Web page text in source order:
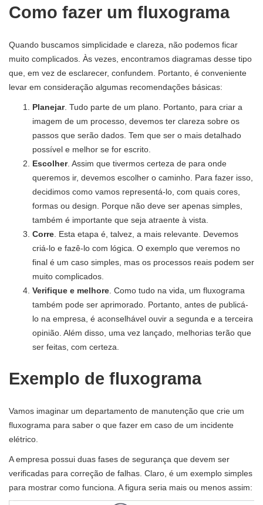
Como fazer um fluxograma
Quando buscamos simplicidade e clareza, não podemos ficar
muito complicados. Às vezes, encontramos diagramas desse tipo
que, em vez de esclarecer, confundem. Portanto, é conveniente
levar em consideração algumas recomendações básicas:
Planejar. Tudo parte de um plano. Portanto, para criar a
imagem de um processo, devemos ter clareza sobre os
passos que serão dados. Tem que ser o mais detalhado
possível e melhor se for escrito.
Escolher. Assim que tivermos certeza de para onde
queremos ir, devemos escolher o caminho. Para fazer isso,
decidimos como vamos representá-lo, com quais cores,
formas ou design. Porque não deve ser apenas simples,
também é importante que seja atraente à vista.
Corre . Esta etapa é, talvez, a mais relevante. Devemos
criá-lo e fazê-lo com lógica. O exemplo que veremos no
final é um caso simples, mas os processos reais podem ser
muito complicados.
Verifique e melhore . Como tudo na vida, um fluxograma
também pode ser aprimorado. Portanto, antes de publicá-
lo na empresa, é aconselhável ouvir a segunda e a terceira
opinião. Além disso, uma vez lançado, melhorias terão que
ser feitas, com certeza.
Exemplo de fluxograma
Vamos imaginar um departamento de manutenção que crie um
fluxograma para saber o que fazer em caso de um incidente
elétrico.
A empresa possui duas fases de segurança que devem ser
verificadas para correção de falhas. Claro, é um exemplo simples
para mostrar como funciona. A figura seria mais ou menos assim: